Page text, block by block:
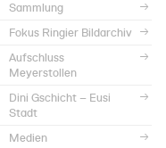
Sammlung
Fokus Ringier Bildarchiv
Aufschluss
Meyerstollen
Dini Gschicht – Eusi
Stadt
Medien